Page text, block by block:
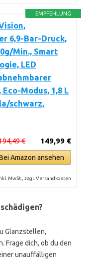
EMPFEHLUNG
6,9-Bar-Druck,
Min., Smart
LED
Modus, 1,8 L
schwarz,
149,99 €
€
Amazon ansehen
MwSt., zzgl. Versandkosten
Glanzstellen,
Frage dich, ob du den
unauffälligen